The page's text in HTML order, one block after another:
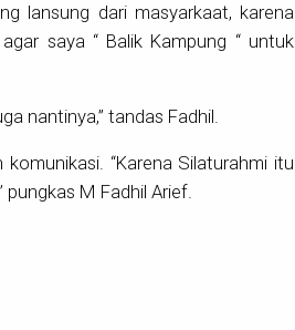
lansung dari masyarkaat, karena
saya “ Balik Kampung “ untuk
nantinya,” tandas Fadhil.
“Karena Silaturahmi itu
pungkas M Fadhil Arief.